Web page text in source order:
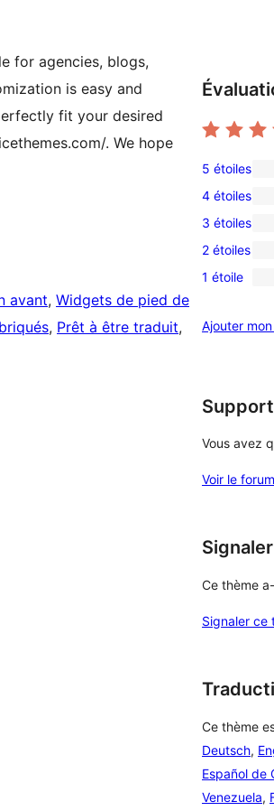
for agencies, blogs,
is easy and
fit your desired
. We hope
avant, Widgets de pied de
, Prêt à être traduit
2
avis
à
5
étoiles
5 étoiles
0
avis
à
4
4 étoiles
0
avis
à
étoile
3 étoiles
0
avis
2
2 étoiles
0
à
1 étoile
Ajouter
Support
Vous avez
Voir le
Signaler
Ce thème
Signaler ce
Ce thème
Deutsch,
Español de
Venezuela,